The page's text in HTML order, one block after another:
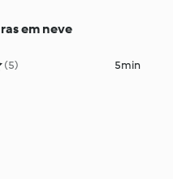
em neve
(5) 5min